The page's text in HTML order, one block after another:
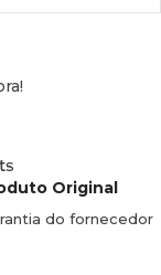
Original
do fornecedor